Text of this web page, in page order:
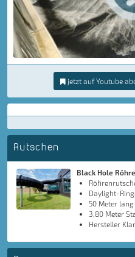
jetzt auf Youtube
Rutschen
Black Hole
Daylight-
50 Meter lang
3,80 Meter
Hersteller